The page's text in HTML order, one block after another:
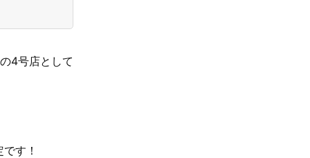
4号店として
す！